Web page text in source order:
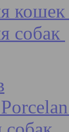
кошек
собак